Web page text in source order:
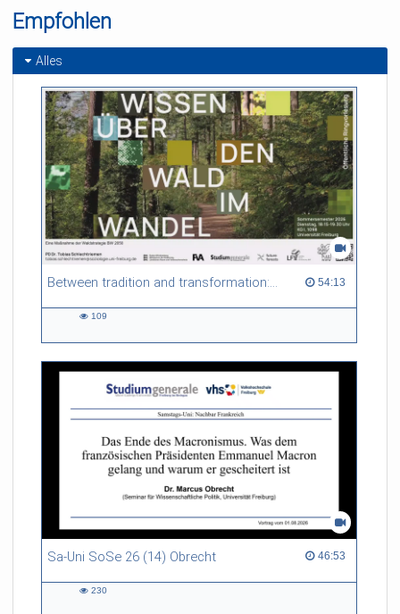
Referent/in:
Prof. Dr. Philipp Kurz
Dr. Peter Hajek
Michael Hacker
Empfohlen
Alles
Between tradition and transformation: how owners, advisers and institutions co-create knowledge for resilient forests in Europe 54:13
54:13 duration
109
Sa-Uni SoSe 26 (14) Obrecht 46:53
46:53 duration
230